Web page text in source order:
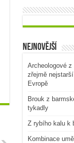
Nejnovější
Archeologové z
zřejmě
Evropě
Brouk z
tykadly
Z rybího kalu k
Kombinace